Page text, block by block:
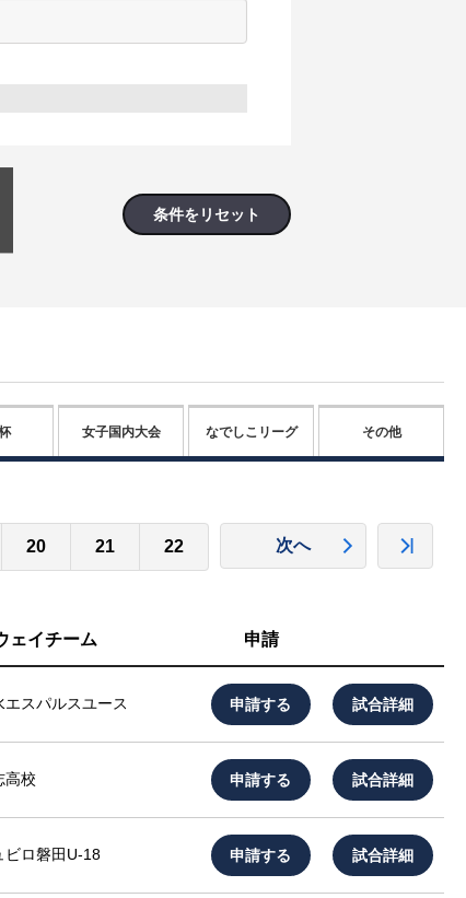
条件をリセット
女子国内大会 なでしこリーグ その他
20 21 22 次へ
ェイチーム 申請
エスパルスユース 申請する 試合詳細
高校 申請する 試合詳細
ビロ磐田U-18 申請する 試合詳細